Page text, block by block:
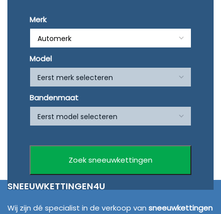
Merk
Model
Bandenmaat
SNEEUWKETTINGEN4U
Wij zijn dé specialist in de verkoop van sneeuwkettingen